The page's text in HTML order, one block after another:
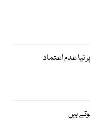
نیا عدم اعتماد
ہیں